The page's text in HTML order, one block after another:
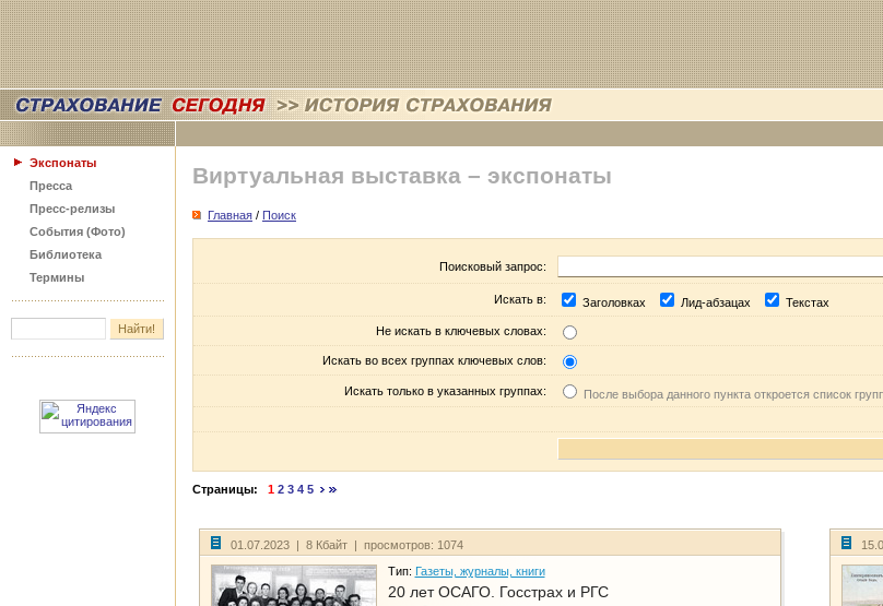
Экспонаты
Пресса
Пресс-релизы
События (Фото)
Библиотека
Термины
Виртуальная выставка – экспонаты
Главная / Поиск
Поисковый запрос:
Искать в: Заголовках Лид-абзацах Текстах
Не искать в ключевых словах:
Искать во всех группах ключевых слов:
Искать только в указанных группах: После выбора данного пункта откроется список
Страницы: 1 2 3 4 5
01.07.2023 | 8 Кбайт | просмотров: 1074
Тип: Газеты, журналы, книги
20 лет ОСАГО. Госстрах и РГС